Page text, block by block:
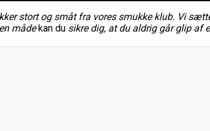
stort og småt fra vores smukke klub. Vi
mådekan du sikre dig, at du aldrig går glip af